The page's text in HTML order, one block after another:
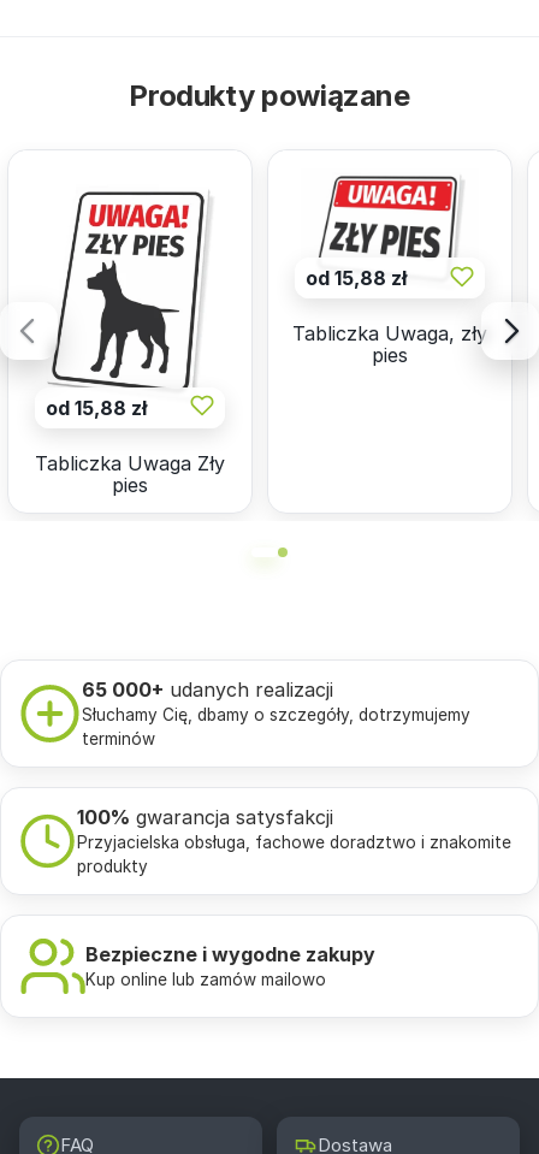
Produkty powiązane
od 15,88 zł
Tabliczka Uwaga Zły
pies
od 15,88 zł
Tabliczka Uwaga, zły
pies
65 000+ udanych realizacji
Słuchamy Cię, dbamy o szczegóły, dotrzymujemy
terminów
100% gwarancja satysfakcji
Przyjacielska obsługa, fachowe doradztwo i znakomite
produkty
Bezpieczne i wygodne zakupy
Kup online lub zamów mailowo
FAQ Dostawa